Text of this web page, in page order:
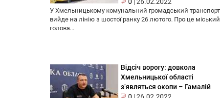
0 |26.02.2022
У Хмельницькому комунальний громадський транспорт
вийде на лінію з шостої ранку 26 лютого. Про це міський
голова...
Відсіч ворогу: довкола
Хмельницької області
з’являться окопи – Гамалій